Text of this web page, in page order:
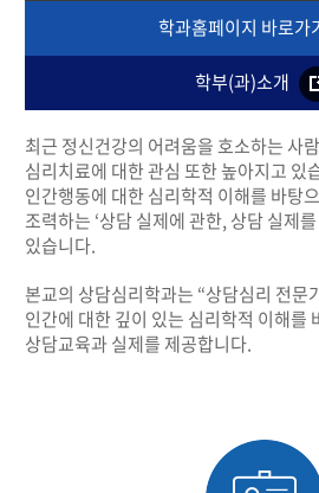
학과홈페이지 바로가
학부(과)소개
최근 정신건강의 어려움을 호소하는 사
심리치료에 대한 관심 또한 높아지고 있
인간행동에 대한 심리학적 이해를 바탕
조력하는 ‘상담 실제에 관한, 상담 실제
있습니다.
본교의 상담심리학과는 “상담심리 전문
인간에 대한 깊이 있는 심리학적 이해를
상담교육과 실제를 제공합니다.